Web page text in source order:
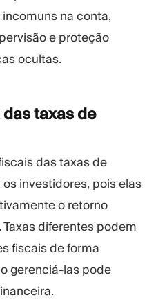
na conta,
e proteção
ocultas.
taxas de
das taxas de
investidores, pois elas
o retorno
diferentes podem
fiscais de forma
gerenciá-las pode